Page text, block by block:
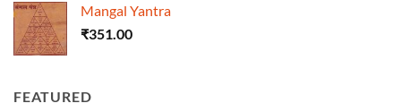
Mangal Yantra
₹351.00
FEATURED